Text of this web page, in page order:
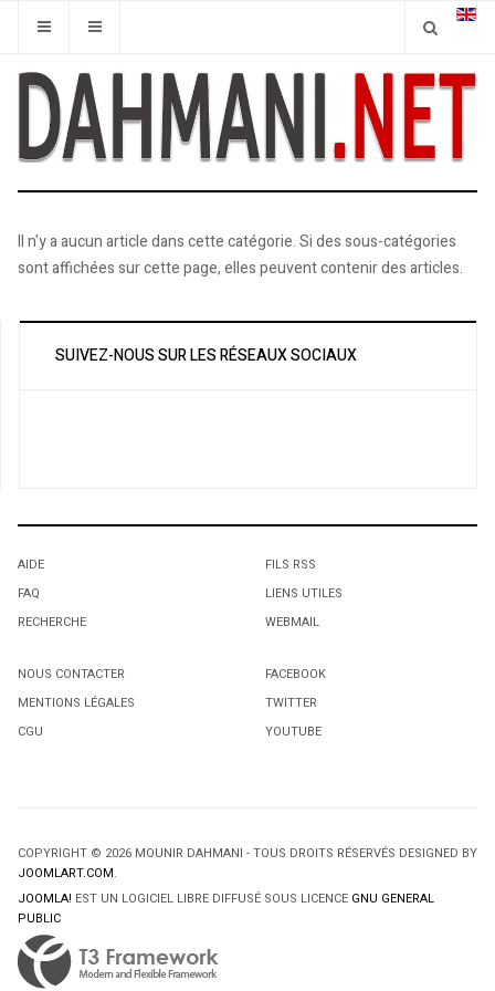
Il n'y a aucun article dans cette catégorie. Si des sous-catégories
sont affichées sur cette page, elles peuvent contenir des articles.
SUIVEZ-NOUS SUR LES RÉSEAUX SOCIAUX
AIDE
FAQ
RECHERCHE
FILS RSS
LIENS UTILES
WEBMAIL
NOUS CONTACTER
MENTIONS LÉGALES
CGU
FACEBOOK
TWITTER
YOUTUBE
COPYRIGHT © 2026 MOUNIR DAHMANI - TOUS DROITS RÉSERVÉS DESIGNED BY
JOOMLART.COM.
JOOMLA! EST UN LOGICIEL LIBRE DIFFUSÉ SOUS LICENCE GNU GENERAL
PUBLIC